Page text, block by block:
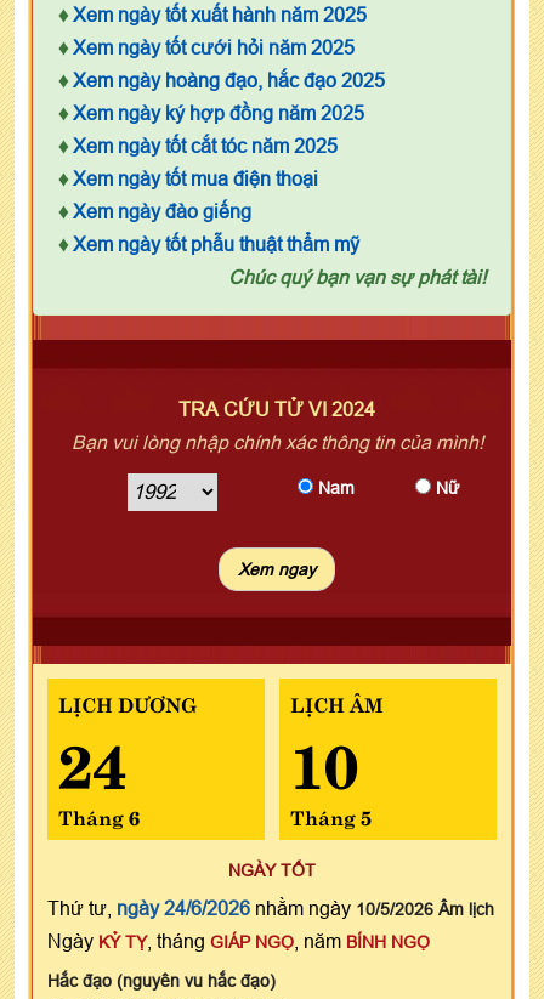
♦ Xem ngày tốt xuất hành năm 2025
♦ Xem ngày tốt cưới hỏi năm 2025
♦ Xem ngày hoàng đạo, hắc đạo 2025
♦ Xem ngày ký hợp đồng năm 2025
♦ Xem ngày tốt cắt tóc năm 2025
♦ Xem ngày tốt mua điện thoại
♦ Xem ngày đào giếng
♦ Xem ngày tốt phẫu thuật thẩm mỹ
Chúc quý bạn vạn sự phát tài!
TRA CỨU TỬ VI 2024
Bạn vui lòng nhập chính xác thông tin của mình!
Nam Nữ
LỊCH DƯƠNG
24
Tháng 6
LỊCH ÂM
10
Tháng 5
NGÀY TỐT
Thứ tư, ngày 24/6/2026 nhằm ngày 10/5/2026 Âm lịch
Ngày KỶ TỴ, tháng GIÁP NGỌ , năm BÍNH NGỌ
Hắc đạo (nguyên vu hắc đạo)